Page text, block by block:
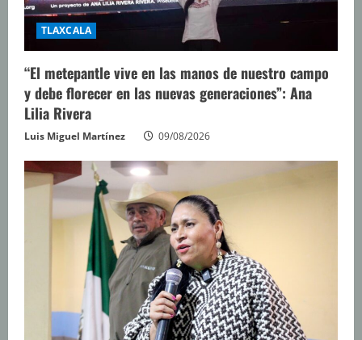
TLAXCALA
“El metepantle vive en las manos de nuestro campo
y debe florecer en las nuevas generaciones”: Ana
Lilia Rivera
Luis Miguel Martínez 09/08/2026